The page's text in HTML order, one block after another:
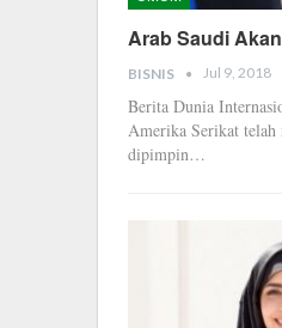
Arab Saudi
BISNIS Jul 9, 2018
Berita Dunia
Amerika Serikat telah
dipimpin…